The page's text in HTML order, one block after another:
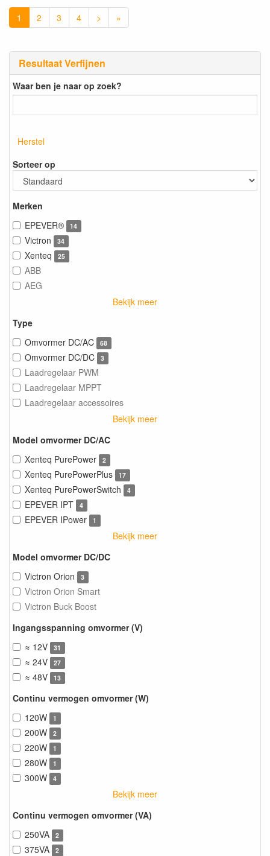
Resultaat Verfijnen
Waar ben je naar op zoek?
Herstel
Sorteer op
Merken
EPEVER®
14
Victron 34
Xenteq 25
ABB
AEG
Bekijk meer
Type
Omvormer DC/AC
68
Omvormer DC/DC 3
Laadregelaar PWM
Laadregelaar MPPT
Laadregelaar accessoires
Bekijk meer
Model omvormer DC/AC
Xenteq PurePower
2
Xenteq PurePowerPlus 17
Xenteq PurePowerSwitch 4
EPEVER IPT 4
EPEVER IPower 1
Bekijk meer
Model omvormer DC/DC
Victron Orion
3
Victron Orion Smart
Victron Buck Boost
Ingangsspanning omvormer (V)
≈ 12V
31
≈ 24V 27
≈ 48V 13
Continu vermogen omvormer (W)
120W
1
200W 2
220W 1
280W 1
300W 4
Bekijk meer
Continu vermogen omvormer (VA)
250VA
2
375VA 2
1 2 3 4 > »